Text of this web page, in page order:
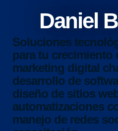
Daniel
Soluciones
para tu crecimiento
marketing digital
desarrollo de
diseño de sitios
automatizaciones
manejo de redes